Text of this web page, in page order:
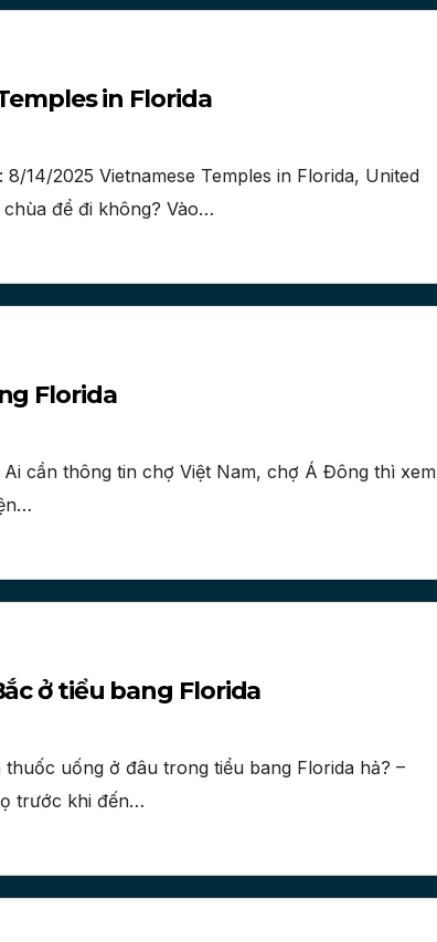
in Florida
14/2025 Vietnamese Temples in Florida, United
để đi không? Vào…
Florida
cần thông tin chợ Việt Nam, chợ Á Đông thì xem
ở tiểu bang Florida
uống ở đâu trong tiểu bang Florida hả? –
trước khi đến…